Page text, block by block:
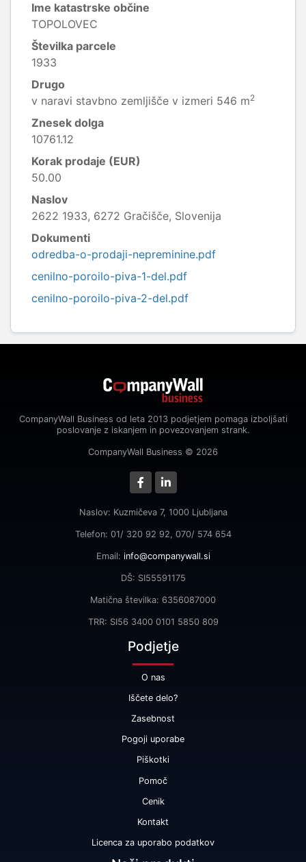
Ime katastrske občine
TOPOLOVEC
Številka parcele
1933
Drugo
v naravi stavbno zemljišče v izmeri 546 m2
Znesek dolga
10761.12
Korak prodaje (EUR)
50.00
Naslov
2622 1933, 6272 Gračišče, Slovenija
Dokumenti
odredba-o-prodaji-nepreminine.pdf
cenilno-poroilo-piva-1-del.pdf
cenilno-poroilo-piva-2-del.pdf
CompanyWall Business od leta 2013 podjetjem pomaga izboljšati
poslovanje z iskanjem in povezovanjem strank.
CompanyWall Business © 2026
Naslov: Kuzmičeva 7, 1000 Ljubljana
Telefon: 01/ 320 92 92, 070/ 574 654
Email: info@companywall.si
DŠ: SI55591175
Matična številka: 6356087000
TRR: SI56 3400 0101 5850 809
Podjetje
O nas
Iščete delo?
Zasebnost
Pogoji uporabe
Piškotki
Pomoč
Cenik
Kontakt
Licenca za uporabo podatkov